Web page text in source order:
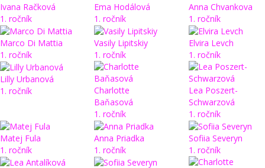
Ivana Račková
1. ročník
Ema Hodálová
1. ročník
Anna Chvankova
1. ročník
Marco Di Mattia
1. ročník
Vasily Lipitskiy
1. ročník
Elvira Levch
1. ročník
Lilly Urbanová
1. ročník
Charlotte
Baňasová
1. ročník
Lea Poszert-
Schwarzová
1. ročník
Matej Fula
1. ročník
Anna Priadka
1. ročník
Sofiia Severyn
1. ročník